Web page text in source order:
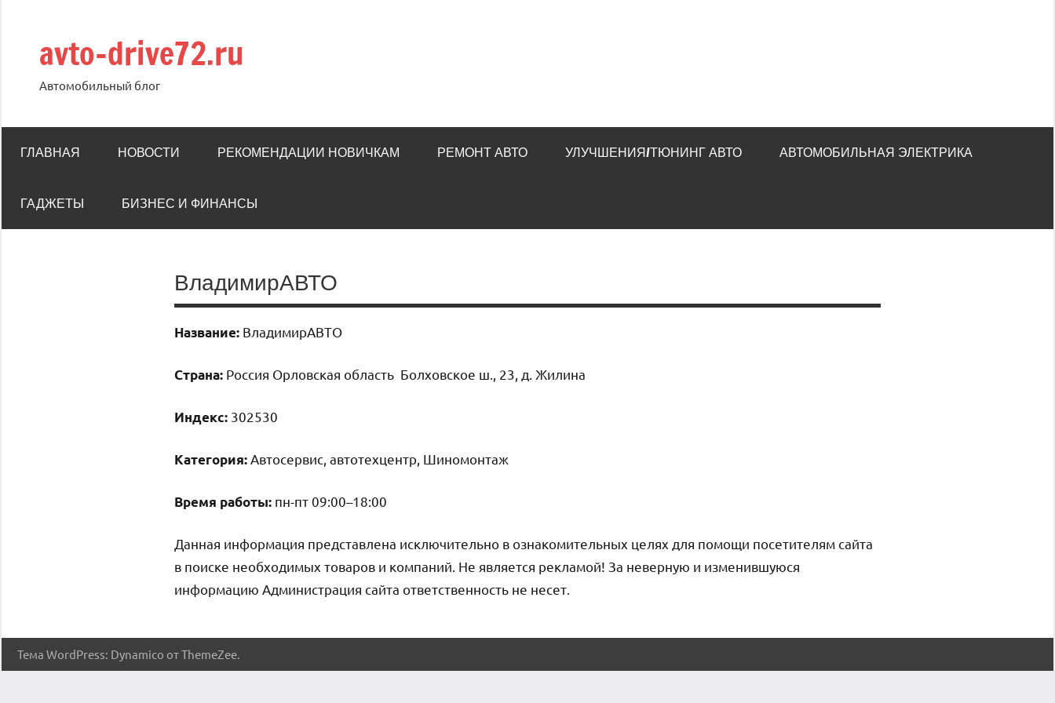
содержимому
avto-drive72.ru
Автомобильный блог
ГЛАВНАЯ НОВОСТИ РЕКОМЕНДАЦИИ НОВИЧКАМ РЕМОНТ АВТО УЛУЧШЕНИЯ/ТЮНИНГ АВТО АВТОМОБИЛЬНАЯ ЭЛЕКТРИКА
ГАДЖЕТЫ БИЗНЕС И ФИНАНСЫ
ВладимирАВТО
Название: ВладимирАВТО
Страна: Россия Орловская область Болховское ш., 23, д. Жилина
Индекс: 302530
Категория: Автосервис, автотехцентр, Шиномонтаж
Время работы: пн-пт 09:00–18:00
Данная информация представлена исключительно в ознакомительных целях для помощи посетителям сайта
в поиске необходимых товаров и компаний. Не является рекламой! За неверную и изменившуюся
информацию Администрация сайта ответственность не несет.
Тема WordPress: Dynamico от ThemeZee.